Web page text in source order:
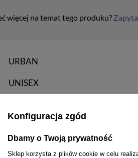
więcej na temat tego produku?
URBAN
UNISEX
Konfiguracja zgód
Dbamy o Twoją prywatność
Sklep korzysta z plików cookie w celu